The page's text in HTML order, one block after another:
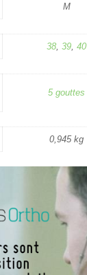
M
38, 39, 40
5 gouttes
0,945 kg